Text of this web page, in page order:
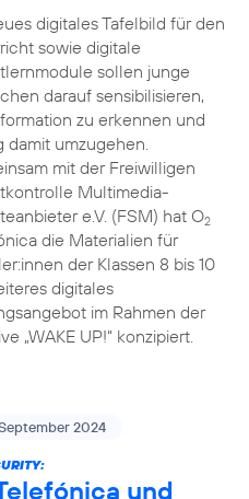
digitales Tafelbild für den
sowie digitale
sollen junge
darauf sensibilisieren,
zu erkennen und
damit umzugehen.
mit der Freiwilligen
Multimedia-
e.V. (FSM) hat O2
die Materialien für
der Klassen 8 bis 10
digitales
im Rahmen der
„WAKE UP!“ konzipiert.
2024
und